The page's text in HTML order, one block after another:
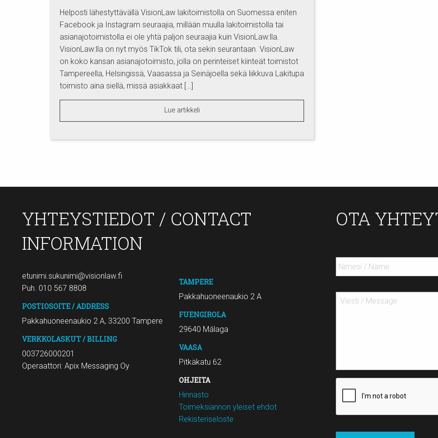
Helposti lähestyttävällä VisionLaw lakitoimistolla on Suomessa eniten
Facebook ja Instagram seuraajia, millään muulla lakitoimistolla tai
asianajotoimistolla ei ole yhtä paljon seuraajia kuin VisionLaw:lla.
VisionLaw:lla on nyt myös TikTok tili, ota sekin seurantaan. VisionLaw
on koko kansan asianajotoimisto, jolla on perinteiset kiinteät toimistot
Tampereella, Helsingissä, Vaasassa ja Seinäjoella sekä liikkuva Lakitupa
toimisto aina siellä, missä asiakkaat […]
Lue artikkeli
YHTEYSTIEDOT / CONTACT
INFORMATION
etunimi.sukunimi@visionlaw.fi
Puh. 010 567 8808
POSTIOSOITE / ADDRESS
Pakkahuoneenaukio 2 A, 33200 Tampere
VERKKOLASKUT / BILLING
003726000201
Operaattori: Apix Messaging Oy
TAMPERE
Pakkahuoneenaukio 2 A
FUENGIROLA
29640 Málaga
VAASA
Pitkäkatu 62
OHJEITA
Hinnasto
Toimeksiannon yleiset ehdot
Rekisteriseloste
OTA